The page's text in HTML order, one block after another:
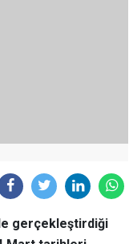
gerçekleştirdiği